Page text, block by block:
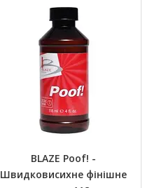
BLAZE Poof! -
Швидковисихне фінішне